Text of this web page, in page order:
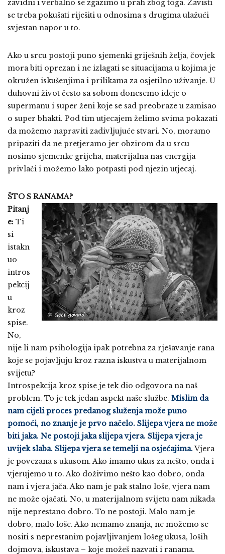
zavidni i verbalno se zgazimo u prah zbog toga. Zavisti
se treba pokušati riješiti u odnosima s drugima ulažući
svjestan napor u to.
Ako u srcu postoji puno sjemenki griješnih želja, čovjek
mora biti oprezan i ne izlagati se situacijama u kojima je
okružen iskušenjima i prilikama za osjetilno uživanje. U
duhovni život često sa sobom donesemo ideje o
supermanu i super ženi koje se sad preobraze u zamisao
o super bhakti. Pod tim utjecajem želimo svima pokazati
da možemo napraviti zadivljujuće stvari. No, moramo
pripaziti da ne pretjeramo jer obzirom da u srcu
nosimo sjemenke grijeha, materijalna nas energija
privlači i možemo lako potpasti pod njezin utjecaj.
ŠTO S RANAMA?
Pitanj
e: Ti
si
istakn
uo
intros
pekcij
u
kroz
spise.
No,
nije li nam psihologija ipak potrebna za rješavanje rana
koje se pojavljuju kroz razna iskustva u materijalnom
svijetu?
Introspekcija kroz spise je tek dio odgovora na naš
problem. To je tek jedan aspekt naše službe. Mislim da
nam cijeli proces predanog služenja može puno
pomoći, no znanje je prvo načelo. Slijepa vjera ne može
biti jaka. Ne postoji jaka slijepa vjera. Slijepa vjera je
uvijek slaba. Slijepa vjera se temelji na osjećajima.Vjera
je povezana s ukusom. Ako imamo ukus za nešto, onda i
vjerujemo u to. Ako doživimo nešto kao dobro, onda
nam i vjera jača. Ako nam je pak stalno loše, vjera nam
ne može ojačati. No, u materijalnom svijetu nam nikada
nije neprestano dobro. To ne postoji. Malo nam je
dobro, malo loše. Ako nemamo znanja, ne možemo se
nositi s neprestanim pojavljivanjem lošeg ukusa, loših
dojmova, iskustava – koje možeš nazvati i ranama.